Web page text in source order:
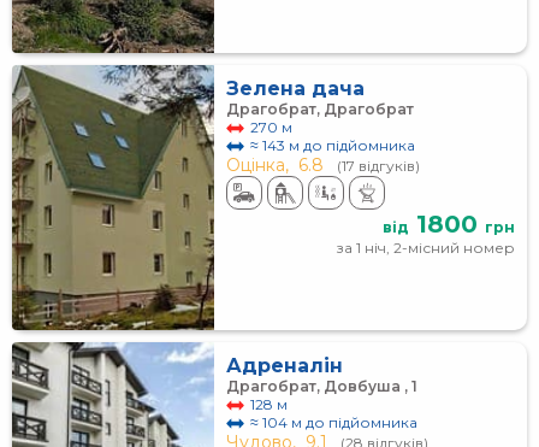
Зелена дача
Драгобрат, Драгобрат
270 м
≈ 143 м до підйомника
Оцінка, 6.8 (17 відгуків)
від 1800 грн
за 1 ніч, 2-місний номер
Адреналін
Драгобрат, Довбуша , 1
128 м
≈ 104 м до підйомника
Чудово, 9.1 (28 відгуків)